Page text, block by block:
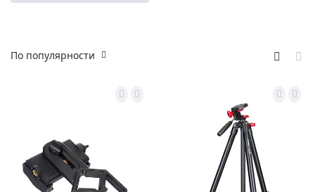
По популярности